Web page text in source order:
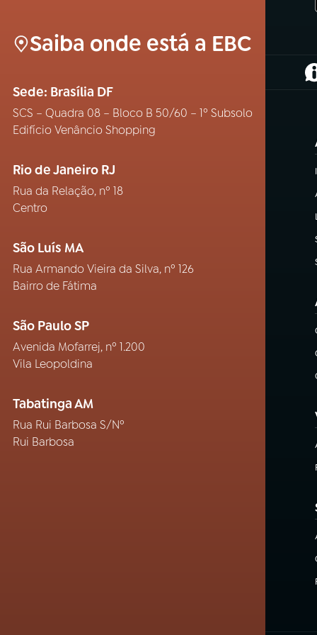
Saiba onde está a EBC
Sede: Brasília DF
SCS – Quadra 08 – Bloco B 50/60 – 1º Subsolo
Edifício Venâncio Shopping
Rio de Janeiro RJ
Rua da Relação, nº 18
Centro
São Luís MA
Rua Armando Vieira da Silva, nº 126
Bairro de Fátima
São Paulo SP
Avenida Mofarrej, nº 1.200
Vila Leopoldina
Tabatinga AM
Rua Rui Barbosa S/Nº
Rui Barbosa